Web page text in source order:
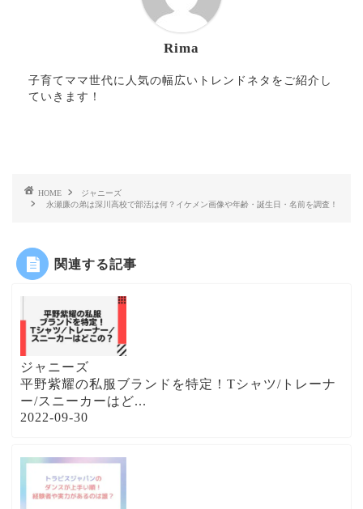
Rima
子育てママ世代に人気の幅広いトレンドネタをご紹介し
ていきます！
HOME
ジャニーズ
永瀬廉の弟は深川高校で部活は何？イケメン画像や年齢・誕生日・名前を調査！
関連する記事
ジャニーズ
平野紫耀の私服ブランドを特定！Tシャツ/トレーナ
ー/スニーカーはど...
2022-09-30